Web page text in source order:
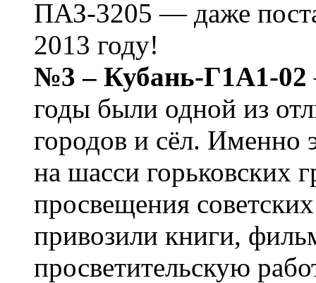
ПАЗ-3205 — даже
2013 году!
№3 – Кубань-Г1А1-02
годы были одной из
городов и сёл. Именно
на шасси горьковских
просвещения
привозили книги,
просветительскую